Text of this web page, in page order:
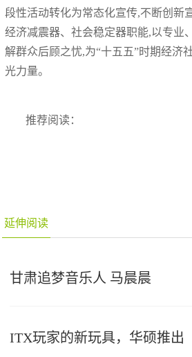
段性活动转化为常态化宣传,不断创新
经济减震器、社会稳定器职能,以专业
解群众后顾之忧,为“十五五”时期经济
光力量。
推荐阅读：
延伸阅读
甘肃追梦音乐人 马晨晨
ITX玩家的新玩具，华硕推出